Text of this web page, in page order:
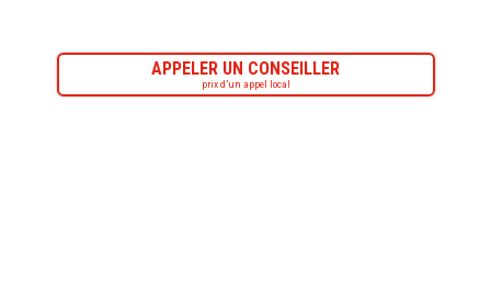
APPELER UN CONSEILLER
prix d’un appel local